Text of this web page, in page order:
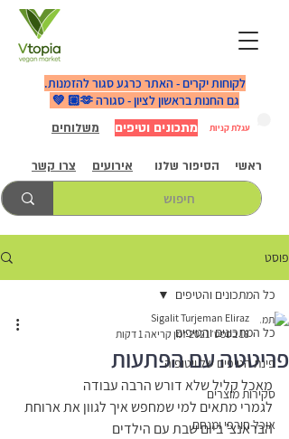
עגלת קניות
אירועים הסיפור שלנו
משלוחים
צרו קשר
מתכונים וטיפים
לקוחות יקרים - האתר כרגע סגור להזמנות.
גם החנות בראשון לציון - סגורה 🫶🏼 💚
ראשי
פוסט
כל המתכונים והטיפים
פינת הטיפים של ויטופיה
סקירות מוצרים
אוכל חורפי ומנחם
כל המתכונים והטיפים
פריטטה עם הפתעות
Sigalit Turjeman Eliraz
18 בספט׳ 2021
זמן קריאה 1 דקות
מאכל קליל שלא דורש הרבה עבודה
לגמרי מתאים למי שמחפש איך לגוון את ארוחת
הבראנצ' ביום שבת עם הילדים